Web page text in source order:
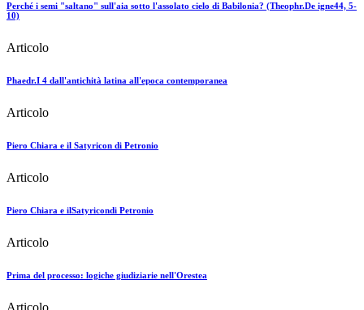
Perché i semi "saltano" sull'aia sotto l'assolato cielo di Babilonia? (Theophr.De igne44, 5-
10)
Articolo
Phaedr.I 4 dall'antichità latina all'epoca contemporanea
Articolo
Piero Chiara e il Satyricon di Petronio
Articolo
Piero Chiara e ilSatyricondi Petronio
Articolo
Prima del processo: logiche giudiziarie nell'Orestea
Articolo